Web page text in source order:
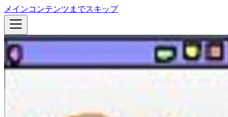
メインコンテンツまでスキップ